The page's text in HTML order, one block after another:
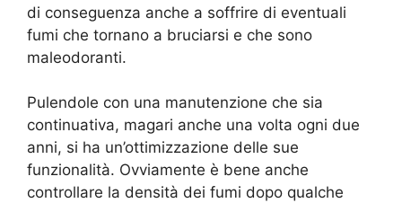
di conseguenza anche a soffrire di eventuali
fumi che tornano a bruciarsi e che sono
maleodoranti.
Pulendole con una manutenzione che sia
continuativa, magari anche una volta ogni due
anni, si ha un’ottimizzazione delle sue
funzionalità. Ovviamente è bene anche
controllare la densità dei fumi dopo qualche